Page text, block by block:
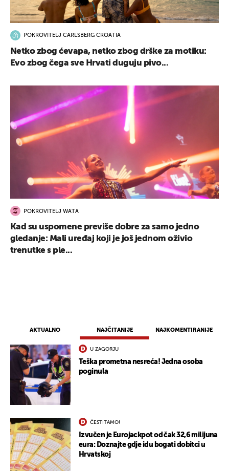
AKTUALNO NAJČITANIJE NAJKOMENTIRANIJE
U ZAGORJU
Teška prometna nesreća! Jedna osoba
poginula
ČESTITAMO!
Izvučen je Eurojackpot od čak 32,6 milijuna
eura: Doznajte gdje idu bogati dobitci u
Hrvatskoj
POKROVITELJ CARLSBERG CROATIA
Netko zbog ćevapa, netko zbog drške za motiku:
Evo zbog čega sve Hrvati duguju pivo...
POKROVITELJ WATA
Kad su uspomene previše dobre za samo jedno
gledanje: Mali uređaj koji je još jednom oživio
trenutke s ple...